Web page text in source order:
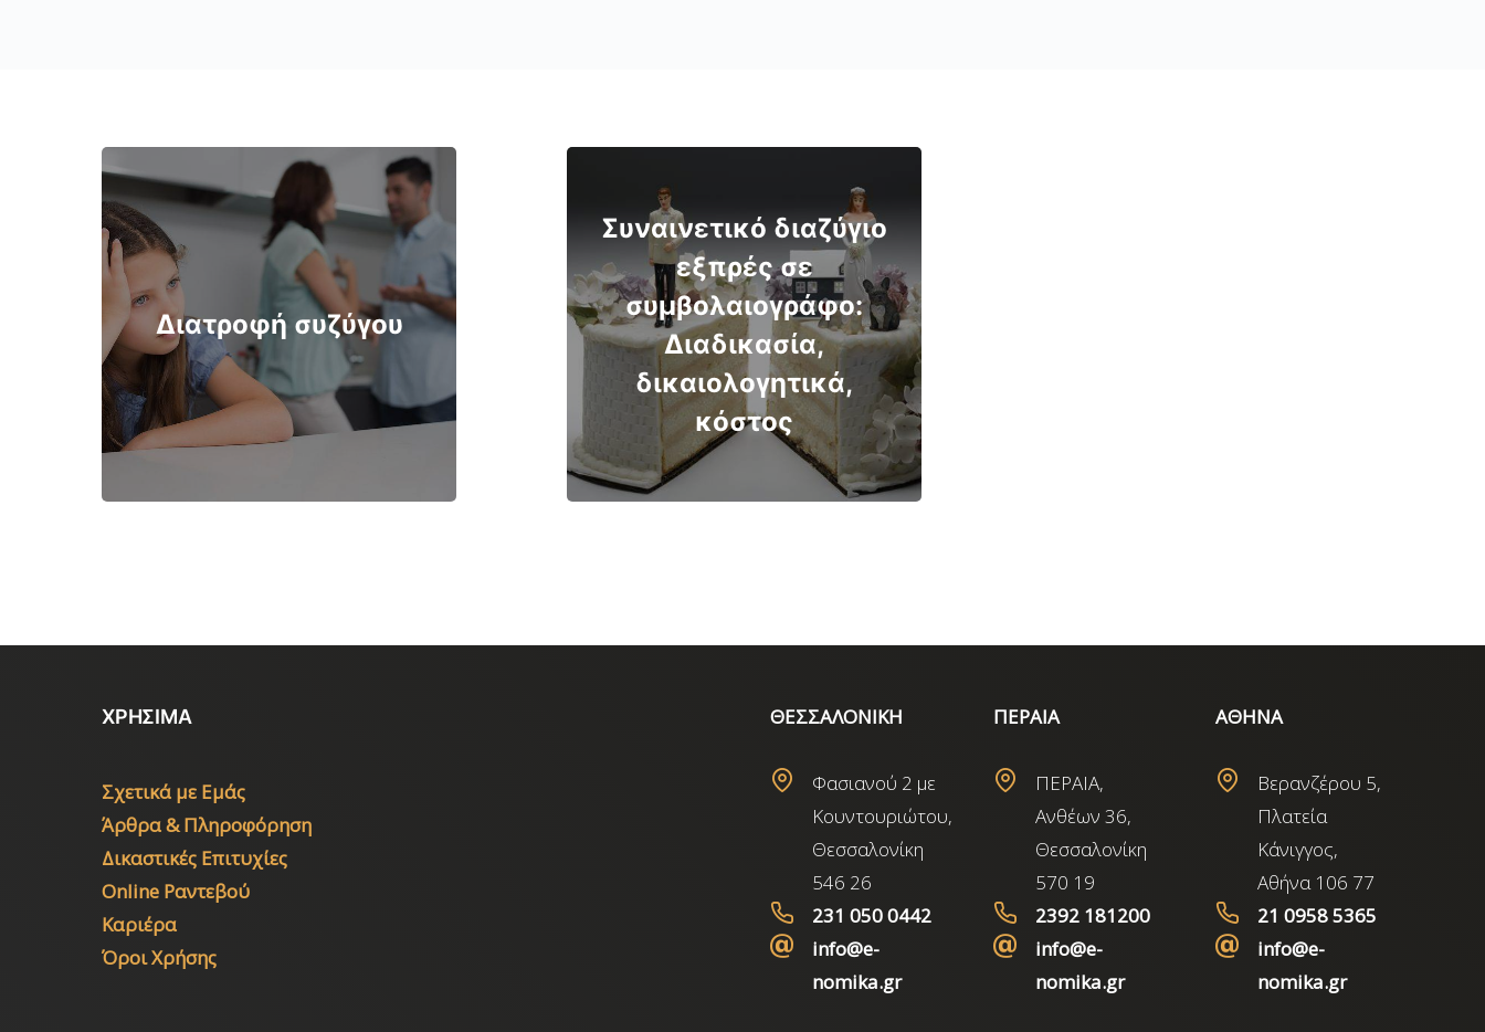
Διατροφή συζύγου
Συναινετικό διαζύγιο
εξπρές σε
συμβολαιογράφο:
Διαδικασία,
δικαιολογητικά,
κόστος
ΧΡΗΣΙΜΑ
Σχετικά με Εμάς
Άρθρα & Πληροφόρηση
Δικαστικές Επιτυχίες
Online Ραντεβού
Καριέρα
Όροι Χρήσης
ΘΕΣΣΑΛΟΝΙΚΗ
Φασιανού 2 με
Κουντουριώτου,
Θεσσαλονίκη
546 26
231 050 0442
info@e-
nomika.gr
ΠΕΡΑΙΑ
ΠΕΡΑΙΑ,
Ανθέων 36,
Θεσσαλονίκη
570 19
2392 181200
info@e-
nomika.gr
ΑΘΗΝΑ
Βερανζέρου 5,
Πλατεία
Κάνιγγος,
Αθήνα 106 77
21 0958 5365
info@e-
nomika.gr